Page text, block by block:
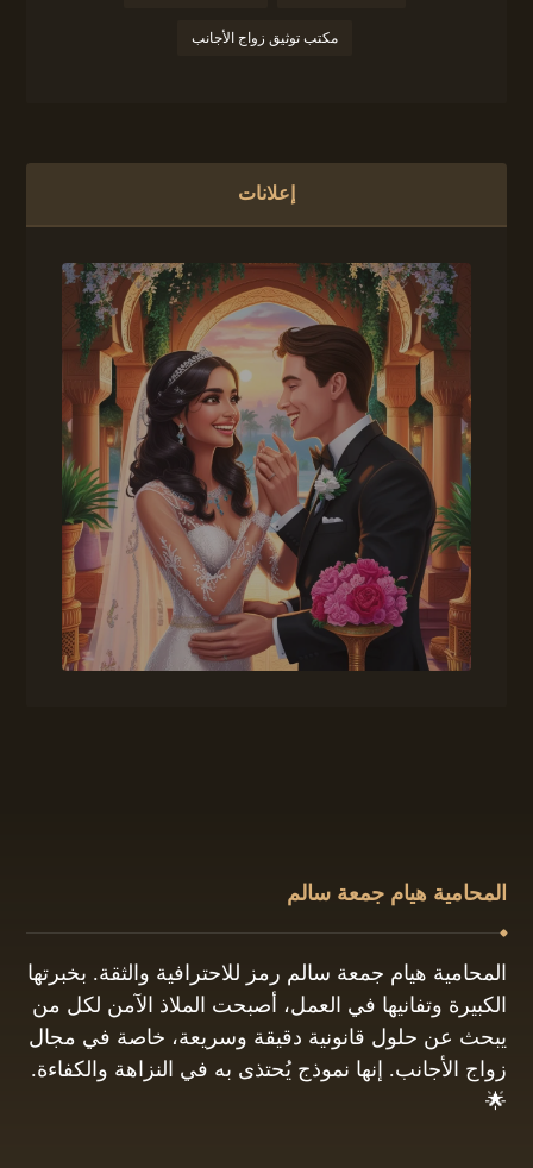
مكتب توثيق زواج الأجانب
إعلانات
المحامية هيام جمعة سالم
المحامية هيام جمعة سالم رمز للاحترافية والثقة. بخبرتها
الكبيرة وتفانيها في العمل، أصبحت الملاذ الآمن لكل من
يبحث عن حلول قانونية دقيقة وسريعة، خاصة في مجال
زواج الأجانب. إنها نموذج يُحتذى به في النزاهة والكفاءة.
🌟